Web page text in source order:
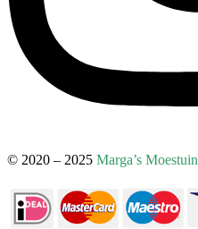
© 2020 – 2025 Marga’s Moestuin